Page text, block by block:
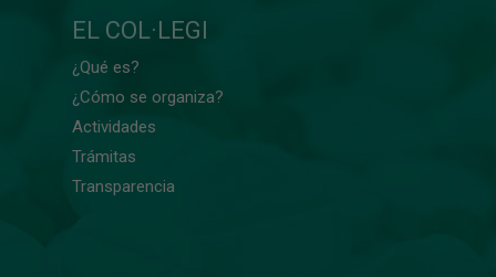
EL COL·LEGI
¿Qué es?
¿Cómo se organiza?
Actividades
Trámitas
Transparencia